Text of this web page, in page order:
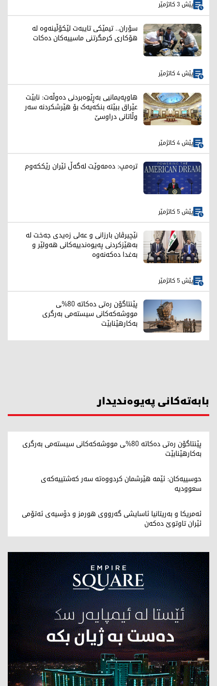
پێش 3 کاتژمێر
سۆران.. تیمێکی تایبەت لێکۆڵینەوە لە
هۆکاری کرمگرتنی ماسییەکان دەکات
پێش 4 کاتژمێر
هاوپەیمانیی بەڕێوەبردنی دەوڵەت: نابێت
عێراق ببێتە بنکەیەک بۆ هێرشکردنە سەر
وڵاتانی دراوسێ
پێش 4 کاتژمێر
ترەمپ: دەمەوێت لەگەڵ ئێران رێککەوم
پێش 5 کاتژمێر
نێچیرڤان بارزانی و عەلی زەیدی جەخت لە
بەهێزکردنی پەیوەندییەکانی هەولێر و
بەغدا دەکەنەوە
پێش 5 کاتژمێر
پێنتاگۆن رەتی دەکاتە 80%ـی
مووشەکەکانی سیستەمی بەرگری
بەکارهێنابێت
بابەتەکانی پەیوەندیدار
پێنتاگۆن رەتی دەکاتە 80%ـی مووشەکەکانی سیستەمی بەرگری
بەکارهێنابێت
حوسییەکان: ئێمە هێرشمان کردووەتە سەر کەشتییەکەی
سعوودیە
ئەمریکا و بەریتانیا ئاسایشی گەرووی هورمز و دۆسیەی ئەتۆمی
ئێران تاوتوێ دەکەن